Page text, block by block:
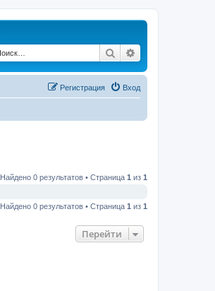
Поиск
Вход
Регистрация
Найдено 0 результатов • Страница 1 из 1
Найдено 0 результатов • Страница 1 из 1
Перейти